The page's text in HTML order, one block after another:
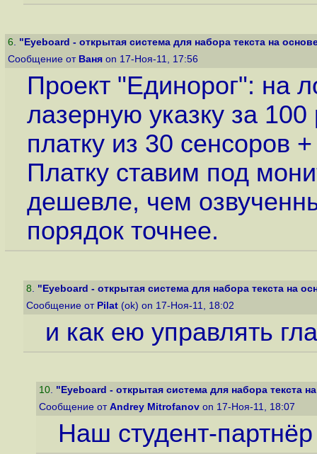
6. "Eyeboard - открытая система для набора текста на
Сообщение от Ваня on 17-Ноя-11, 17:56
Проект "Единорог": на
лазерную указку за
платку из 30 сенсоров
Платку ставим под
дешевле, чем
порядок точнее.
8. "Eyeboard - открытая система для набора текста на
Сообщение от Pilat (ok) on 17-Ноя-11, 18:02
и как ею управлять
10. "Eyeboard - открытая система для набора текста
Сообщение от Andrey Mitrofanov on 17-Ноя-11, 18:07
Наш студент-